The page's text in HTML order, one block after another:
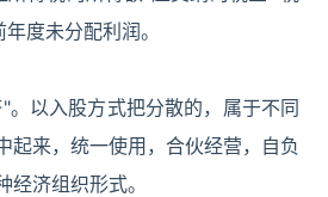
度未分配利润。
。以入股方式把分散的，属于不同
起来，统一使用，合伙经营，自负
济组织形式。